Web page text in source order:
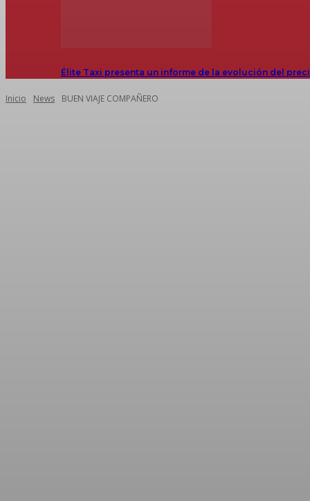
Élite Taxi presenta un informe de la evolución del
Inicio News BUEN VIAJE COMPAÑERO